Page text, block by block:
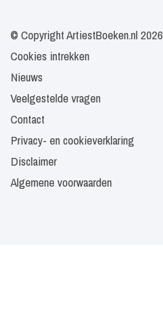
© Copyright ArtiestBoeken.nl 2026
Cookies intrekken
Nieuws
Veelgestelde vragen
Contact
Privacy- en cookieverklaring
Disclaimer
Algemene voorwaarden